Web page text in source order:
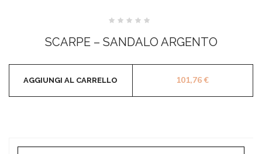
su
5
SCARPE – SANDALO ARGENTO
101,76€
AGGIUNGI AL CARRELLO